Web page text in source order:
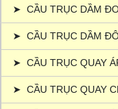
➤ CẦU TRỤC DẦM
➤ CẦU TRỤC DẦM
➤ CẦU TRỤC QUAY
➤ CẦU TRỤC QUAY